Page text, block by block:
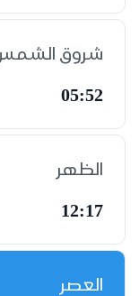
شروق
05:52
الظهر
12:17
العصر